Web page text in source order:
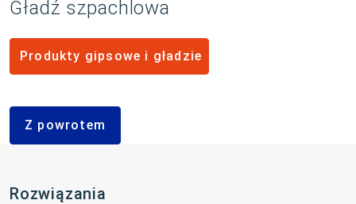
Gładź szpachlowa
Produkty gipsowe i gładzie
Z powrotem
Rozwiązania